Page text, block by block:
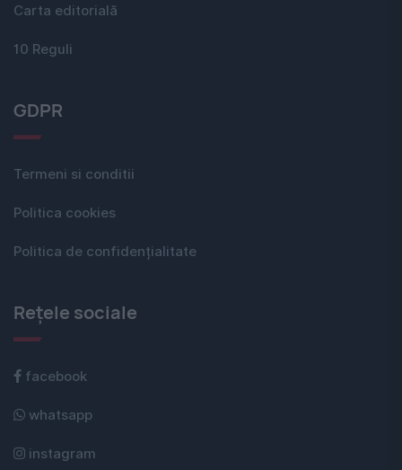
Carta editorială
10 Reguli
GDPR
Termeni si conditii
Politica cookies
Politica de confidențialitate
Rețele sociale
facebook
whatsapp
instagram